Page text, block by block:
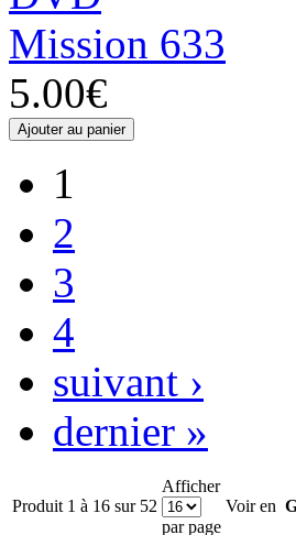
Mission 633
5.00€
1
2
3
4
suivant ›
dernier »
Produit 1 à 16 sur 52
Afficher
par page
Voir en